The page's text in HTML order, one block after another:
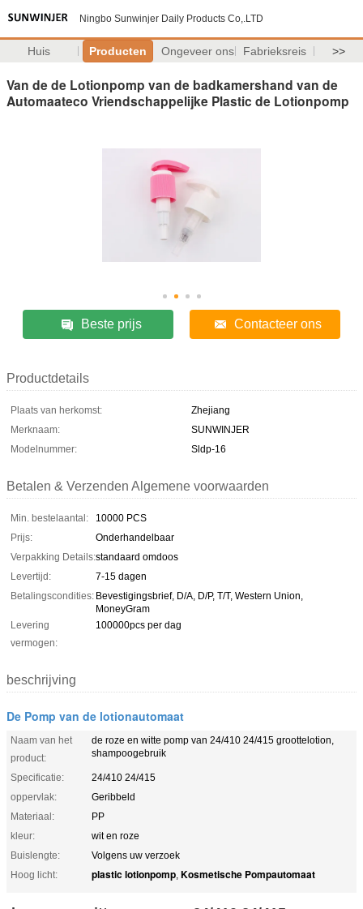
Ningbo Sunwinjer Daily Products Co,.LTD
Huis Producten Ongeveer ons Fabrieksreis >>
Van de de Lotionpomp van de badkamershand van de
Automaateco Vriendschappelijke Plastic de Lotionpomp
Beste prijs Contacteer ons
Productdetails
Plaats van herkomst:
Zhejiang
Merknaam:
SUNWINJER
Modelnummer:
Sldp-16
Betalen & Verzenden Algemene voorwaarden
Min. bestelaantal:
10000 PCS
Prijs:
Onderhandelbaar
Verpakking Details:standaard omdoos
Levertijd:
7-15 dagen
Betalingscondities: Bevestigingsbrief, D/A, D/P, T/T, Western Union,
MoneyGram
Levering
vermogen:
100000pcs per dag
beschrijving
De Pomp van de lotionautomaat
Naam van het
product:
de roze en witte pomp van 24/410 24/415 groottelotion,
shampoogebruik
Specificatie:
24/410 24/415
oppervlak:
Geribbeld
Materiaal:
PP
kleur:
wit en roze
Buislengte:
Volgens uw verzoek
Hoog licht:
plastic lotionpomp, Kosmetische Pompautomaat